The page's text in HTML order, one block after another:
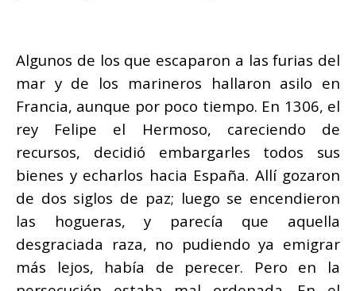
Algunos de los que escaparon a las furias del
mar y de los marineros hallaron asilo en
Francia, aunque por poco tiempo. En 1306, el
rey Felipe el Hermoso, careciendo de
recursos, decidió embargarles todos sus
bienes y echarlos hacia España. Allí gozaron
de dos siglos de paz; luego se encendieron
las hogueras, y parecía que aquella
desgraciada raza, no pudiendo ya emigrar
más lejos, había de perecer. Pero en la